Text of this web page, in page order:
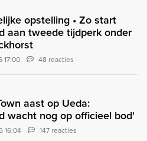
opstelling • Zo start
aan tweede tijdperk onder
17:00 48 reacties
aast op Ueda:
wacht nog op officieel bod'
16:04 147 reacties